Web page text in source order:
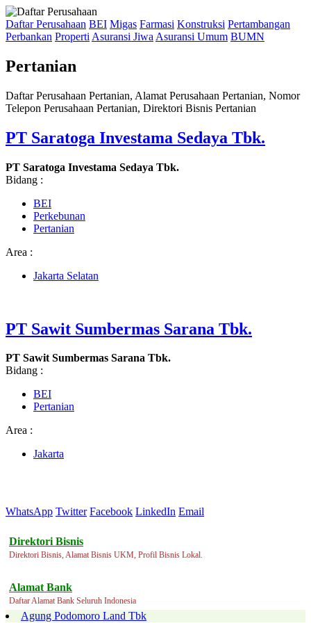
Daftar Perusahaan BEI Migas Farmasi Konstruksi Pertambangan
Perbankan Properti Asuransi Jiwa Asuransi Umum BUMN
Pertanian
Daftar Perusahaan Pertanian, Alamat Perusahaan Pertanian, Nomor
Telepon Perusahaan Pertanian, Direktori Bisnis Pertanian
PT Saratoga Investama Sedaya Tbk.
PT Saratoga Investama Sedaya Tbk.
Bidang :
BEI
Perkebunan
Pertanian
Area :
Jakarta Selatan
PT Sawit Sumbermas Sarana Tbk.
PT Sawit Sumbermas Sarana Tbk.
Bidang :
BEI
Pertanian
Area :
Jakarta
WhatsApp Twitter Facebook LinkedIn Email
Direktori Bisnis
Direktori Bisnis, Alamat Bisnis UKM, Profil Bisnis Lokal.
Alamat Bank
Daftar Alamat Bank Seluruh Indonesia
Agung Podomoro Land Tbk